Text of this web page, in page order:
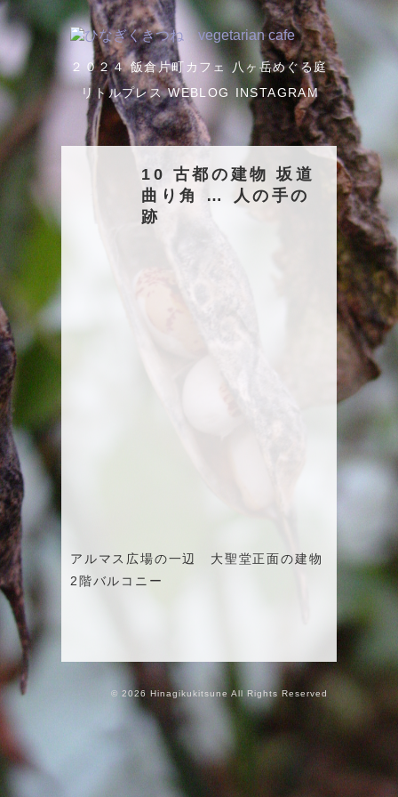
２０２４ 飯倉片町カフェ 八ヶ岳めぐる庭
リトルプレス WEBLOG INSTAGRAM
10 古都の建物 坂道
曲り角 … 人の手の
跡
アルマス広場の一辺 大聖堂正面の建物
2階バルコニー
© 2026 Hinagikukitsune All Rights Reserved